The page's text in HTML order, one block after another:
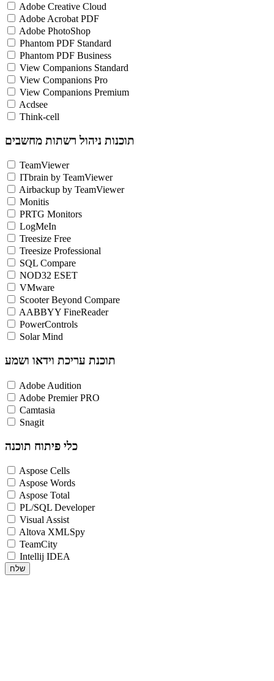
Adobe Creative Cloud
Adobe Acrobat PDF
Adobe PhotoShop
Phantom PDF Standard
Phantom PDF Business
View Companions Standard
View Companions Pro
View Companions Premium
Acdsee
Think-cell
תוכנות ניהול רשתות מחשבים
TeamViewer
ITbrain by TeamViewer
Airbackup by TeamViewer
Monitis
PRTG Monitors
LogMeIn
Treesize Free
Treesize Professional
SQL Compare
NOD32 ESET
VMware
Scooter Beyond Compare
AABBYY FineReader
PowerControls
Solar Mind
תוכנת עריכת וידאו ושמע
Adobe Audition
Adobe Premier PRO
Camtasia
Snagit
כלי פיתוח תוכנה
Aspose Cells
Aspose Words
Aspose Total
PL/SQL Developer
Visual Assist
Altova XMLSpy
TeamCity
Intellij IDEA